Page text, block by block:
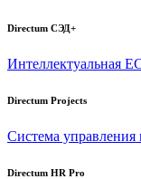
Directum СЭД+
Интеллектуальная
Directum Projects
Система управления
Directum HR Pro